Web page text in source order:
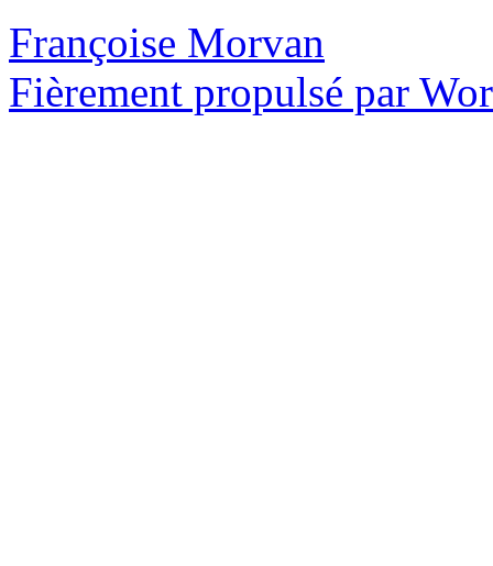
Françoise Morvan
Fièrement propulsé par